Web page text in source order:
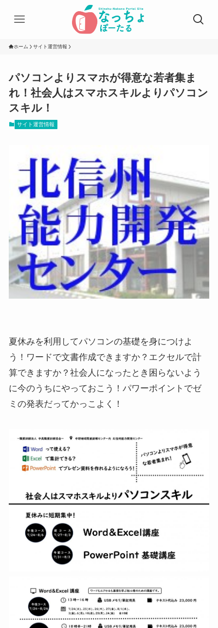
ホーム サイト運営情報
パソコンよりスマホが得意な若者集ま
れ！社会人はスマホスキルよりパソコン
スキル！
サイト運営情報
夏休みを利用してパソコンの基礎を身につけよ
う！ワードで文書作成できますか？エクセルで計
算できますか？社会人になったとき困らないよう
に今のうちにやっておこう！パワーポイントでゼ
ミの発表だってかっこよく！